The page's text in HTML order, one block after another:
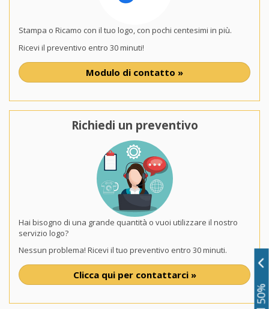
Stampa o Ricamo con il tuo logo, con pochi centesimi in più.
Ricevi il preventivo entro 30 minuti!
Modulo di contatto »
Richiedi un preventivo
Hai bisogno di una grande quantità o vuoi utilizzare il nostro
servizio logo?
Nessun problema! Ricevi il tuo preventivo entro 30 minuti.
Clicca qui per contattarci »